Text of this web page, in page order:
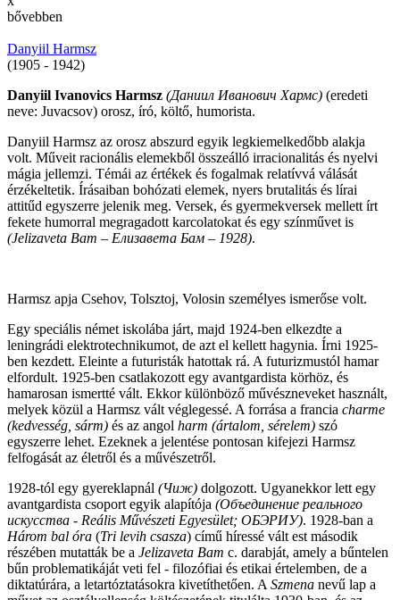
bővebben
Danyiil Harmsz
(1905 - 1942)
Danyiil Ivanovics Harmsz (Даниил Иванович Хармс) (eredeti
neve: Juvacsov) orosz, író, költő, humorista.
Danyiil Harmsz az orosz abszurd egyik legkiemelkedőbb alakja
volt. Műveit racionális elemekből összeálló irracionalitás és nyelvi
mágia jellemzi. Témái az értékek és fogalmak relatívvá válását
érzékeltetik. Írásaiban bohózati elemek, nyers brutalitás és lírai
attitűd egyszerre jelenik meg. Versek, és gyermekversek mellett írt
fekete humorral megragadott karcolatokat és egy színművet is
(Jelizaveta Bam – Елизавета Бам – 1928).
Harmsz apja Csehov, Tolsztoj, Volosin személyes ismerőse volt.
Egy speciális német iskolába járt, majd 1924-ben elkezdte a
leningrádi elektrotechnikumot, de azt el kellett hagynia. Írni 1925-
ben kezdett. Eleinte a futuristák hatottak rá. A futurizmustól hamar
elfordult. 1925-ben csatlakozott egy avantgardista körhöz, és
hamarosan ismertté vált. Ekkor különböző művészneveket használt,
melyek közül a Harmsz vált véglegessé. A forrása a francia charme
(kedvesség, sárm) és az angol harm (ártalom, sérelem) szó
egyszerre lehet. Ezeknek a jelentése pontosan kifejezi Harmsz
felfogását az életről és a művészetről.
1928-tól egy gyereklapnál (Чиж) dolgozott. Ugyanekkor lett egy
avantgardista csoport egyik alapítója (Объединение реального
искусства - Reális Művészeti Egyesület; ОБЭРИУ). 1928-ban a
Három bal óra (Tri levih csasza) című híressé vált est második
részében mutatták be a Jelizaveta Bam c. darabját, amely a bűntelen
bűn problematikáját veti fel - filozófiai és etikai értelemben, de a
diktatúrára, a letartóztatásokra kivetíthetően. A Szmena nevű lap a